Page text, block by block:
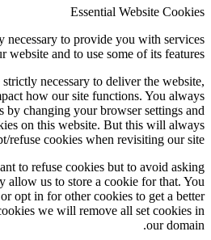
Essential Website Cookies
necessary to provide you with services
website and to use some of its features.
strictly necessary to deliver the website,
how our site functions. You always
by changing your browser settings and
on this website. But this will always
refuse cookies when revisiting our site.
to refuse cookies but to avoid asking
allow us to store a cookie for that. You
opt in for other cookies to get a better
we will remove all set cookies in
our domain.